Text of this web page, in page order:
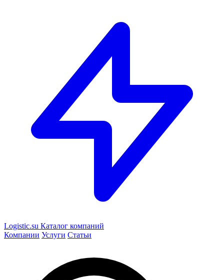
Logistic.su Каталог компаний
Компании Услуги Статьи